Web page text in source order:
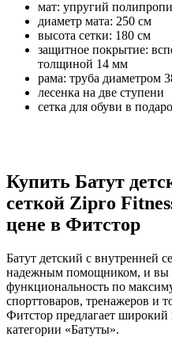
мат: упругий
диаметр мата: 250 см
высота сетки: 180 см
защитное покрытие:
толщиной 14 мм
рама: труба диаметром
лесенка на две ступени
сетка для обуви в
Купить Батут
сеткой Zipro
цене в Фитстор
Батут детский с внутренней
надежным помощником, и вы
функциональность по
спорттоваров, тренажеров и
Фитстор предлагает широкий
категории «Батуты».